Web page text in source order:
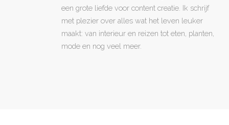
een grote liefde voor content creatie. Ik schrijf
met plezier over alles wat het leven leuker
maakt: van interieur en reizen tot eten, planten,
mode en nog veel meer.